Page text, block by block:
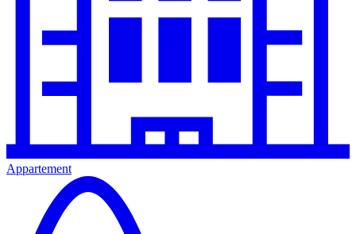
Appartement